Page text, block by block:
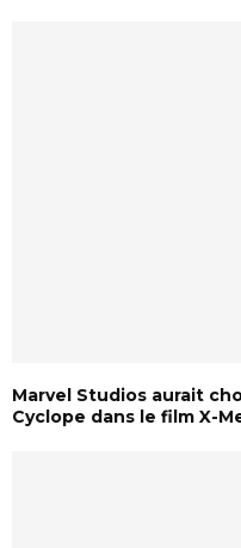
Marvel Studios aurait
Cyclope dans le film X-